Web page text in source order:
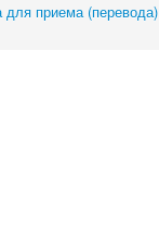
для приема (перевода)